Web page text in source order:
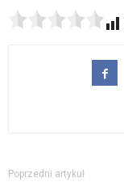
Poprzedni artykuł